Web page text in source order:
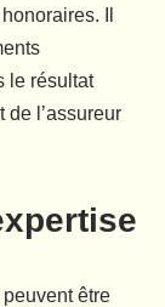
Il
le résultat
de l’assureur
être